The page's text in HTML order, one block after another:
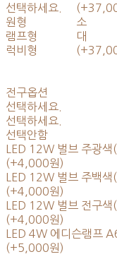
선택하세요.
원형
램프형
럭비형
소
대
전구옵션
선택하세요.
선택하세요.
선택안함
LED 12W 벌브 주광색
(+4,000원)
LED 12W 벌브 주백
(+4,000원)
LED 12W 벌브 전구색
(+4,000원)
LED 4W 에디슨램프
(+5,000원)